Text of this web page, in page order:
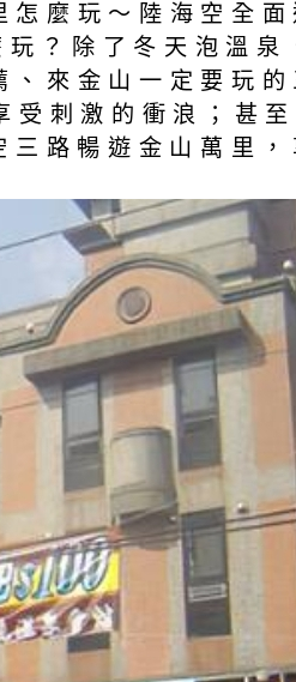
麼玩～陸海空全
？除了冬天泡溫泉
來金山一定要玩
刺激的衝浪；甚
路暢遊金山萬里，